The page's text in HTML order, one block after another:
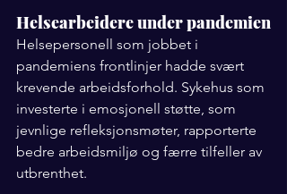
Helsearbeidere under pandemien
Helsepersonell som jobbet i
pandemiens frontlinjer hadde svært
krevende arbeidsforhold. Sykehus som
investerte i emosjonell støtte, som
jevnlige refleksjonsmøter, rapporterte
bedre arbeidsmiljø og færre tilfeller av
utbrenthet.